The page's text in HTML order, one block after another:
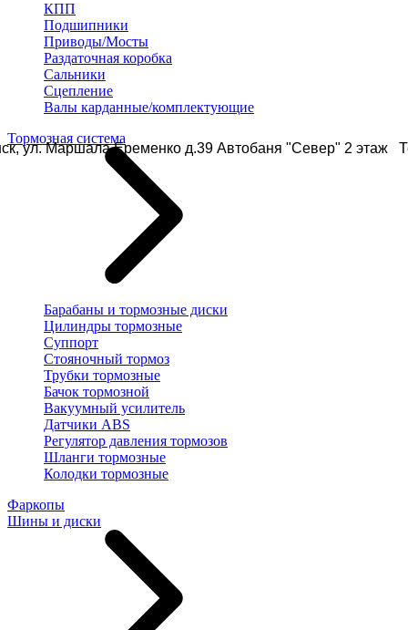
ул. Маршала Еременко д.39 Автобаня "Север" 2 этаж
КПП
Подшипники
Приводы/Мосты
Раздаточная коробка
Сальники
Сцепление
Валы карданные/комплектующие
Тормозная система
Барабаны и тормозные диски
Цилиндры тормозные
Суппорт
Стояночный тормоз
Трубки тормозные
Бачок тормозной
Вакуумный усилитель
Датчики ABS
Регулятор давления тормозов
Шланги тормозные
Колодки тормозные
Фаркопы
Шины и диски